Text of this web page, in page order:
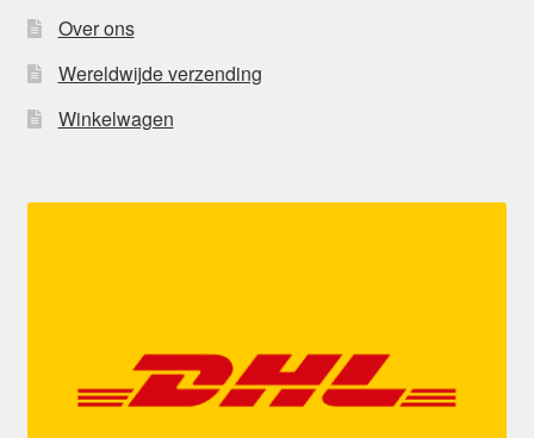
Over ons
Wereldwijde verzending
Winkelwagen